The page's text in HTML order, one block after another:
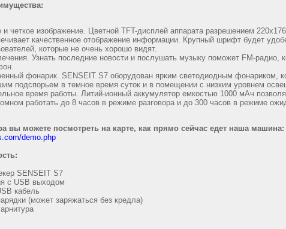
и четкое изображение. Цветной TFT-дисплей аппарата разрешением
качественное отображение информации. Крупный шрифт будет
которые не очень хорошо видят.
Узнать последние новости и послушать музыку поможет FM-радио,
фонарик. SENSEIT S7 оборудован ярким светодиодным фонариком,
подспорьем в темное время суток и в помещении с низким уровнем
время работы. Литий-ионный аккумулятор емкостью 1000 мАч
работать до 8 часов в режиме разговора и до 300 часов в режиме
вы можете посмотреть на карте, как прямо сейчас едет наша машина:
demo.php
SENSEIT S7
с USB выходом
кабель
(может заряжаться без кредла)